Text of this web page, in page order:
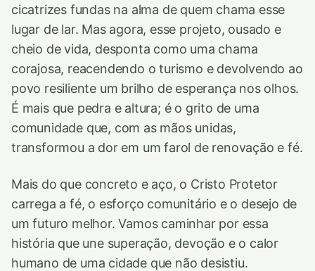
cicatrizes fundas na alma de quem chama esse
lugar de lar. Mas agora, esse projeto, ousado e
cheio de vida, desponta como uma chama
corajosa, reacendendo o turismo e devolvendo ao
povo resiliente um brilho de esperança nos olhos.
É mais que pedra e altura; é o grito de uma
comunidade que, com as mãos unidas,
transformou a dor em um farol de renovação e fé.
Mais do que concreto e aço, o Cristo Protetor
carrega a fé, o esforço comunitário e o desejo de
um futuro melhor. Vamos caminhar por essa
história que une superação, devoção e o calor
humano de uma cidade que não desistiu.